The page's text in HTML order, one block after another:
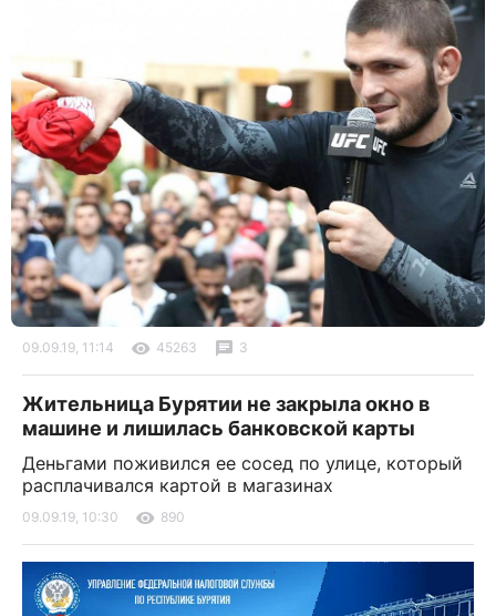
09.09.19, 11:14 45263 3
Жительница Бурятии не закрыла окно в
машине и лишилась банковской карты
Деньгами поживился ее сосед по улице, который
расплачивался картой в магазинах
09.09.19, 10:30 890